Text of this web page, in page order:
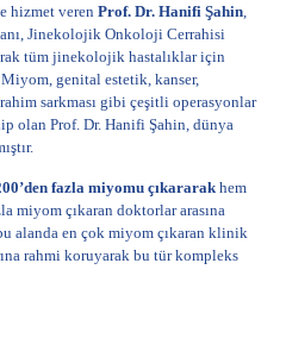
hizmet verenProf. Dr. Hanifi Şahin
Jinekolojik Onkoloji Cerrahisi
tüm jinekolojik hastalıklar için
genital estetik, kanser,
sarkması gibi çeşitli operasyonlar
olan Prof. Dr. Hanifi Şahin, dünya
fazla miyomu çıkararak hem
miyom çıkaran doktorlar arasına
alanda en çokmiyom çıkaran klinik
rahmi koruyarak bu tür kompleks